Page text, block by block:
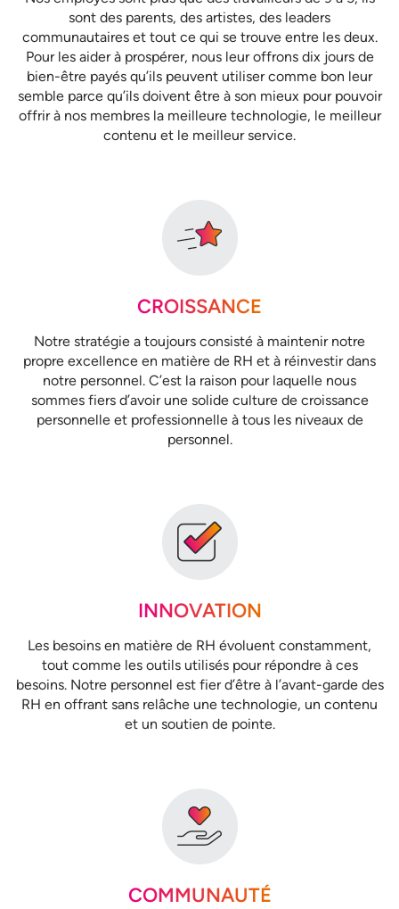
sont des parents, des artistes, des leaders
communautaires et tout ce qui se trouve entre les deux.
Pour les aider à prospérer, nous leur offrons dix jours de
bien-être payés qu’ils peuvent utiliser comme bon leur
semble parce qu’ils doivent être à son mieux pour pouvoir
offrir à nos membres la meilleure technologie, le meilleur
contenu et le meilleur service.
CROISSANCE
Notre stratégie a toujours consisté à maintenir notre
propre excellence en matière de RH et à réinvestir dans
notre personnel. C’est la raison pour laquelle nous
sommes fiers d’avoir une solide culture de croissance
personnelle et professionnelle à tous les niveaux de
personnel.
INNOVATION
Les besoins en matière de RH évoluent constamment,
tout comme les outils utilisés pour répondre à ces
besoins. Notre personnel est fier d’être à l’avant-garde des
RH en offrant sans relâche une technologie, un contenu
et un soutien de pointe.
COMMUNAUTÉ